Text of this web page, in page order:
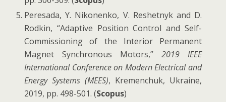
Peresada, Y. Nikonenko, V. Reshetnyk and D.
Rodkin, “Adaptive Position Control and Self-
Commissioning of the Interior Permanent
Magnet Synchronous Motors,” 2019 IEEE
International Conference on Modern Electrical and
Energy Systems (MEES), Kremenchuk, Ukraine,
2019, pp. 498-501. (Scopus)